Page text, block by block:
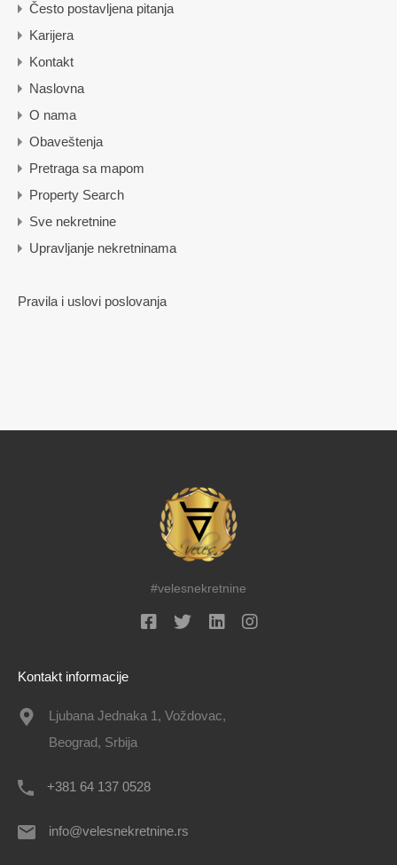
Često postavljena pitanja
Karijera
Kontakt
Naslovna
O nama
Obaveštenja
Pretraga sa mapom
Property Search
Sve nekretnine
Upravljanje nekretninama
Pravila i uslovi poslovanja
#velesnekretnine
Kontakt informacije
Ljubana Jednaka 1, Voždovac,
Beograd, Srbija
+381 64 137 0528
info@velesnekretnine.rs